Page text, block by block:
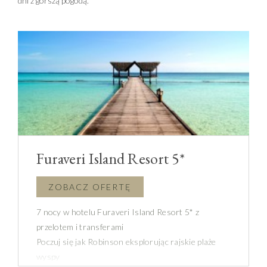
Furaveri Island Resort 5*
7 nocy w hotelu Furaveri Island Resort 5* z
przelotem i transferami
Poczuj się jak Robinson eksplorując rajskie plaże
wyspy